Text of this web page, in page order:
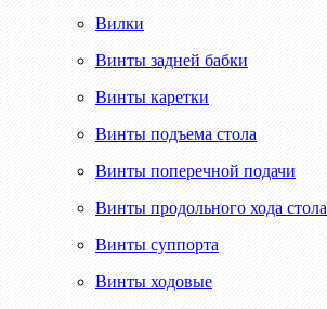
Вилки
Винты задней бабки
Винты каретки
Винты подъема стола
Винты поперечной подачи
Винты продольного хода стола
Винты суппорта
Винты ходовые